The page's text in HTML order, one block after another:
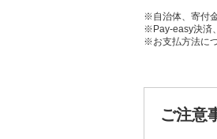
※自治体、寄付
※Pay-easy決済
※お支払方法に
ご注意